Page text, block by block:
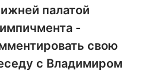
палатой
-
свою
с Владимиром